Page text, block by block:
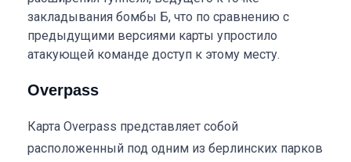
закладывания бомбы Б, что по сравнению с
предыдущими версиями карты упростило
атакующей команде доступ к этому месту.
Overpass
Карта Overpass представляет собой
расположенный под одним из берлинских парков